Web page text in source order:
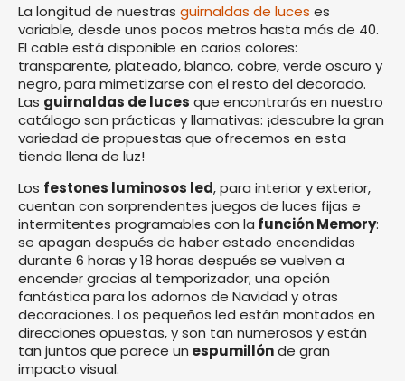
La longitud de nuestras guirnaldas de luces es
variable, desde unos pocos metros hasta más de 40.
El cable está disponible en carios colores:
transparente, plateado, blanco, cobre, verde oscuro y
negro, para mimetizarse con el resto del decorado.
Las guirnaldas de luces que encontrarás en nuestro
catálogo son prácticas y llamativas: ¡descubre la gran
variedad de propuestas que ofrecemos en esta
tienda llena de luz!
Los festones luminosos led, para interior y exterior,
cuentan con sorprendentes juegos de luces fijas e
intermitentes programables con la función Memory:
se apagan después de haber estado encendidas
durante 6 horas y 18 horas después se vuelven a
encender gracias al temporizador; una opción
fantástica para los adornos de Navidad y otras
decoraciones. Los pequeños led están montados en
direcciones opuestas, y son tan numerosos y están
tan juntos que parece un espumillónde gran
impacto visual.